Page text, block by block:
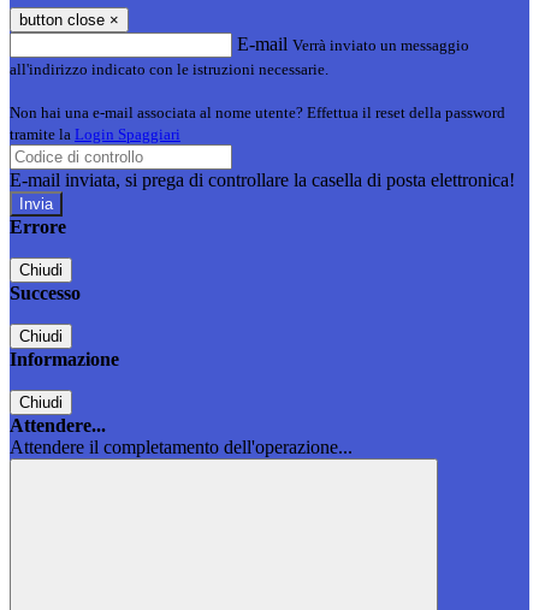
button close ×
E-mail Verrà inviato un messaggio
all'indirizzo indicato con le istruzioni necessarie.
Non hai una e-mail associata al nome utente? Effettua il reset della password
tramite la Login Spaggiari
E-mail inviata, si prega di controllare la casella di posta elettronica!
Errore
Chiudi
Successo
Chiudi
Informazione
Chiudi
Attendere...
Attendere il completamento dell'operazione...